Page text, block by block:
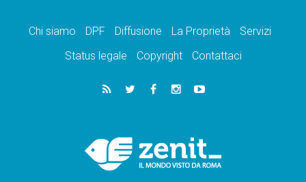
Chi siamo DPF Diffusione La Proprietà
Servizi
Status legale
Copyright Contattaci